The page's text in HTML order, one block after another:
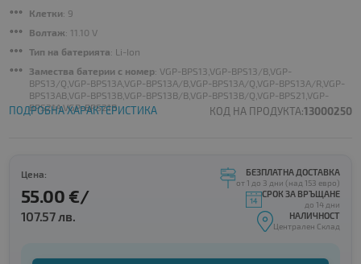
Клетки: 9
Волтаж: 11.10 V
Тип на батерията: Li-Ion
Замества батерии с номер: VGP-BPS13,VGP-BPS13/B,VGP-
BPS13/Q,VGP-BPS13A,VGP-BPS13A/B,VGP-BPS13A/Q,VGP-BPS13A/R,VGP-
BPS13AB,VGP-BPS13B,VGP-BPS13B/B,VGP-BPS13B/Q,VGP-BPS21,VGP-
BPS21A,VGP-BPS21B
ПОДРОБНА ХАРАКТЕРИСТИКА КОД НА ПРОДУКТА:13000250
Цена:
55.00 €/
107.57 лв.
БЕЗПЛАТНА ДОСТАВКА
от 1 до 3 дни (над 153 евро)
СРОК ЗА ВРЪЩАНЕ
до 14 дни
НАЛИЧНОСТ
Централен Склад